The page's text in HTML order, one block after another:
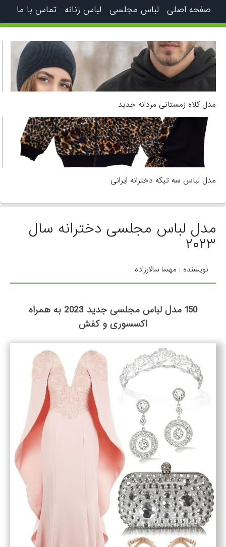
صفحه اصلی لباس مجلسی لباس زنانه تماس با ما
مدل کلاه زمستانی مردانه جدید
مدل لباس سه تیکه دخترانه ایرانی
مدل لباس مجلسی دخترانه سال
۲۰۲۳
نویسنده : مهسا سالارزاده
150 مدل لباس مجلسی جدید 2023 به همراه
اکسسوری و کفش